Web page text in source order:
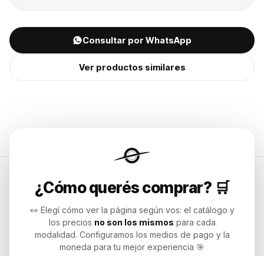
Consultar por WhatsApp
Ver productos similares
¿Cómo querés comprar? 🛒
👀 Elegí cómo ver la página según vos: el catálogo y
los precios no son los mismos para cada
modalidad. Configuramos los medios de pago y la
moneda para tu mejor experiencia 🎯
Soluciones de tecnología para
empresas, revendedores y personas.
Potenciamos tu mundo.